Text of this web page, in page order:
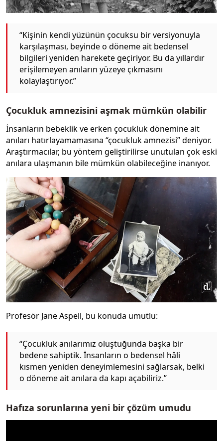
“Kişinin kendi yüzünün çocuksu bir versiyonuyla
karşılaşması, beyinde o döneme ait bedensel
bilgileri yeniden harekete geçiriyor. Bu da yıllardır
erişilemeyen anıların yüzeye çıkmasını
kolaylaştırıyor.”
Çocukluk amnezisini aşmak mümkün olabilir
İnsanların bebeklik ve erken çocukluk dönemine ait
anıları hatırlayamamasına “çocukluk amnezisi” deniyor.
Araştırmacılar, bu yöntem geliştirilirse unutulan çok eski
anılara ulaşmanın bile mümkün olabileceğine inanıyor.
Profesör Jane Aspell, bu konuda umutlu:
“Çocukluk anılarımız oluştuğunda başka bir
bedene sahiptik. İnsanların o bedensel hâli
kısmen yeniden deneyimlemesini sağlarsak, belki
o döneme ait anılara da kapı açabiliriz.”
Hafıza sorunlarına yeni bir çözüm umudu